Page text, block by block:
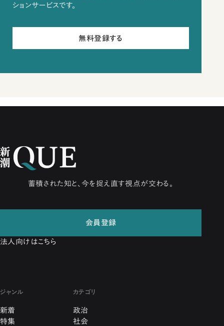
ションサービスです。
無料登録する
蓄積された知と、今を捉え直す視点が交わる。
会員登録
法人向けはこちら
ジャンル
新着
特集
カテゴリ
政治
社会